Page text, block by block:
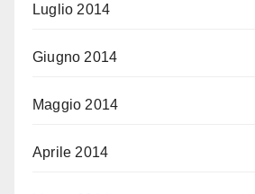
Luglio 2014
Giugno 2014
Maggio 2014
Aprile 2014